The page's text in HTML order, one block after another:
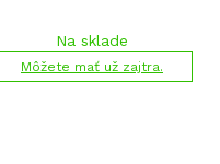
Na sklade
Môžete mať už zajtra.